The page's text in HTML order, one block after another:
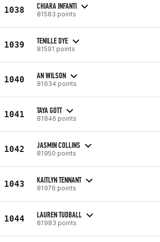
1038 CHIARA INFANTI
81583 points
1039 TENILLE DYE
81591 points
1040 AN WILSON
81634 points
1041 TAYA GOTT
81846 points
1042 JASMIN COLLINS
81950 points
1043 KAITLYN TENNANT
81976 points
1044 LAUREN TUDBALL
81983 points